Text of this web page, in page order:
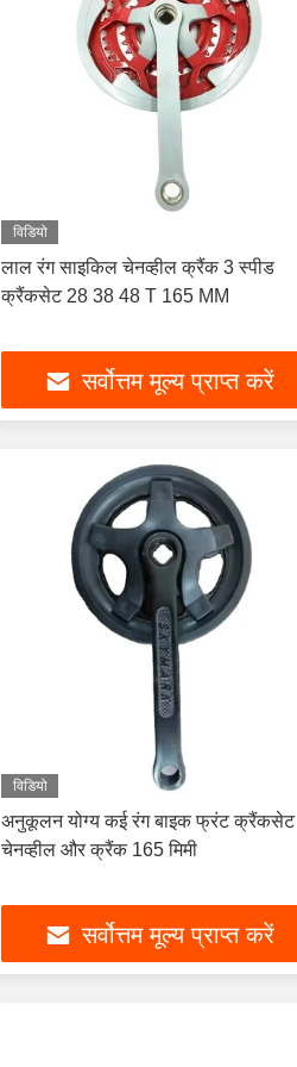
विडियो
लाल रंग साइकिल चेनव्हील क्रैंक 3 स्पीड
क्रैंकसेट 28 38 48 T 165 MM
सर्वोत्तम मूल्य प्राप्त करें
विडियो
अनुकूलन योग्य कई रंग बाइक फ्रंट क्रैंकसेट
चेनव्हील और क्रैंक 165 मिमी
सर्वोत्तम मूल्य प्राप्त करें